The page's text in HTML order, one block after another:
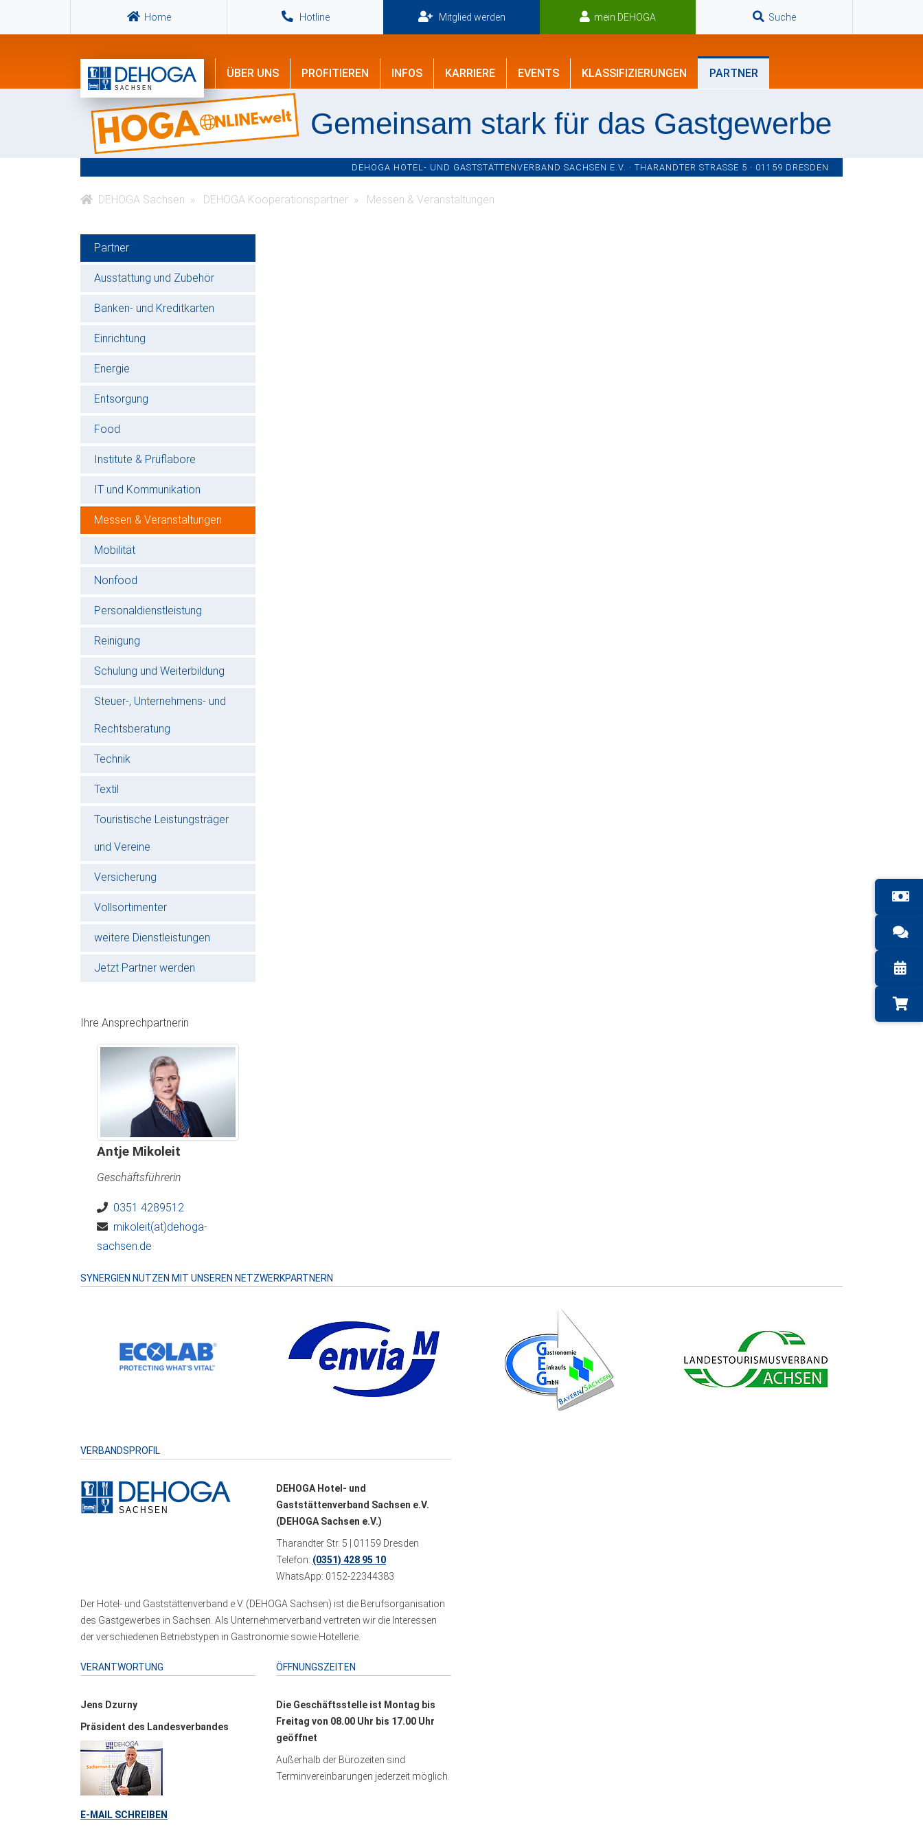
Home Hotline Mitglied werden mein DEHOGA Suche
ÜBER UNS PROFITIEREN INFOS KARRIERE EVENTS KLASSIFIZIERUNGEN PARTNER
Gemeinsam stark für das Gastgewerbe
DEHOGA HOTEL- UND GASTSTÄTTENVERBAND SACHSEN E.V. · THARANDTER STRASSE 5 · 01159 DRESDEN
DEHOGA Sachsen DEHOGA Kooperationspartner Messen & Veranstaltungen
Partner
Ausstattung und Zubehör
Banken- und Kreditkarten
Einrichtung
Energie
Entsorgung
Food
Institute & Prüflabore
IT und Kommunikation
Messen & Veranstaltungen
Mobilität
Nonfood
Personaldienstleistung
Reinigung
Schulung und Weiterbildung
Steuer-, Unternehmens- und
Rechtsberatung
Technik
Textil
Touristische Leistungsträger
und Vereine
Versicherung
Vollsortimenter
weitere Dienstleistungen
Jetzt Partner werden
Ihre Ansprechpartnerin
Antje Mikoleit
Geschäftsführerin
0351 4289512
mikoleit(at)dehoga-
sachsen.de
SYNERGIEN NUTZEN MIT UNSEREN NETZWERKPARTNERN
VERBANDSPROFIL
DEHOGA Hotel- und
Gaststättenverband Sachsen e.V.
(DEHOGA Sachsen e.V.)
Tharandter Str. 5 | 01159 Dresden
Telefon: (0351) 428 95 10
WhatsApp: 0152-22344383
Der Hotel- und Gaststättenverband e.V. (DEHOGA Sachsen) ist die Berufsorganisation
des Gastgewerbes in Sachsen. Als Unternehmerverband vertreten wir die Interessen
der verschiedenen Betriebstypen in Gastronomie sowie Hotellerie.
VERANTWORTUNG
Jens Dzurny
Präsident des Landesverbandes
E-MAIL SCHREIBEN
ÖFFNUNGSZEITEN
Die Geschäftsstelle ist Montag bis
Freitag von 08.00 Uhr bis 17.00 Uhr
geöffnet
Außerhalb der Bürozeiten sind
Terminvereinbarungen jederzeit möglich.